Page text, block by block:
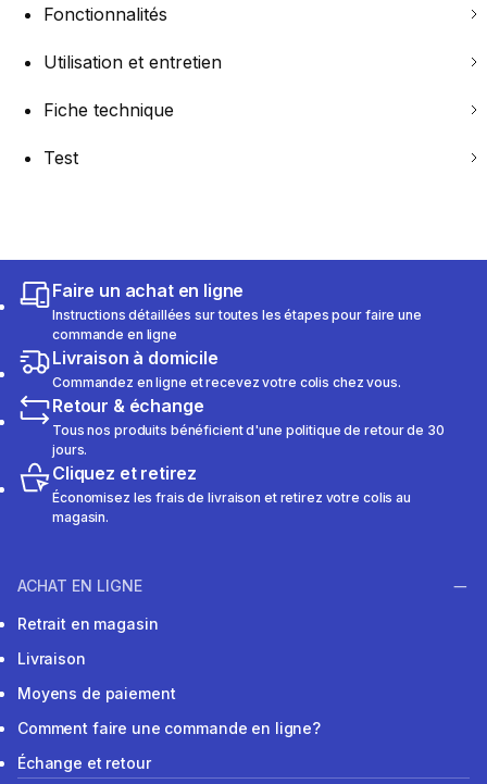
Fonctionnalités
Utilisation et entretien
Fiche technique
Test
Faire un achat en ligne
Instructions détaillées sur toutes les étapes pour faire une
commande en ligne
Livraison à domicile
Commandez en ligne et recevez votre colis chez vous.
Retour & échange
Tous nos produits bénéficient d'une politique de retour de 30
jours.
Cliquez et retirez
Économisez les frais de livraison et retirez votre colis au
magasin.
ACHAT EN LIGNE
Retrait en magasin
Livraison
Moyens de paiement
Comment faire une commande en ligne?
Échange et retour